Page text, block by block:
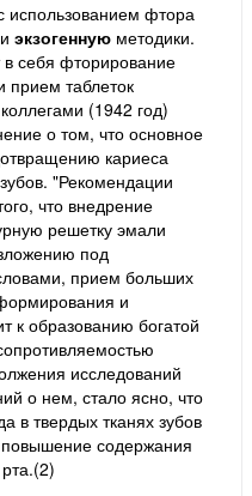
использованием фтора
и экзогенную методики.
в себя фторирование
прием таблеток
(1942 год)
о том, что основное
кариеса
"Рекомендации
что внедрение
решетку эмали
под
прием больших
и
к образованию богатой
исследований
о нем, стало ясно, что
в твердых тканях зубов
содержания